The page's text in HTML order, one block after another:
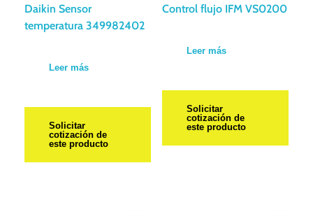
Daikin Sensor
temperatura 349982402
Leer más
Solicitar
cotización de
este producto
Control flujo IFM VS0200
Leer más
Solicitar
cotización de
este producto